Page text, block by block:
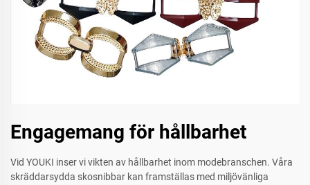
Engagemang för hållbarhet
Vid YOUKI inser vi vikten av hållbarhet inom modebranschen. Våra
skräddarsydda skosnibbar kan framställas med miljövänliga